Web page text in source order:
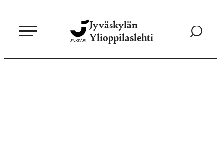
sisältöön
Jyväskylän
Ylioppilaslehti
Siirry